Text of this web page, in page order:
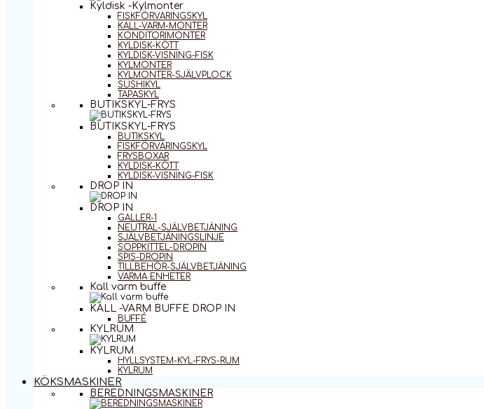
Kyldisk -Kylmonter
FISKFÖRVARINGSKYL
KALL-VARM-MONTER
KONDITORIMONTER
KYLDISK-KÖTT
KYLDISK-VISNING-FISK
KYLMONTER
KYLMONTER-SJÄLVPLOCK
SUSHIKYL
TAPASKYL
BUTIKSKYL-FRYS
BUTIKSKYL-FRYS
BUTIKSKYL
FISKFÖRVARINGSKYL
FRYSBOXAR
KYLDISK-KÖTT
KYLDISK-VISNING-FISK
DROP IN
DROP IN
GALLER-1
NEUTRAL-SJÄLVBETJÄNING
SJÄLVBETJÄNINGSLINJE
SOPPKITTEL-DROPIN
SPIS-DROPIN
TILLBEHÖR-SJÄLVBETJÄNING
VARMA ENHETER
Kall varm buffe
KALL -VARM BUFFE DROP IN
BUFFÉ
KYLRUM
KYLRUM
HYLLSYSTEM-KYL-FRYS-RUM
KYLRUM
KÖKSMASKINER
BEREDNINGSMASKINER